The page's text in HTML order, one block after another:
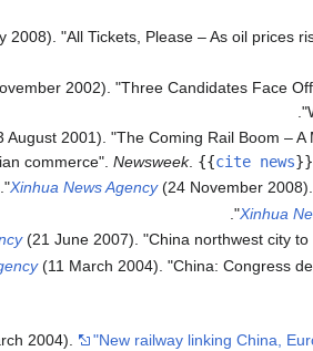
2008). "All Tickets, Please – As oil prices
2002). "Three Candidates Face
August 2001). "The Coming Rail Boom –
commerce". Newsweek. {{cite news}}
Xinhua News Agency(24 November 2008).
Xinhua
(21 June 2007). "China northwest city
(11 March 2004). "China: Congress
2004). "New railway linking China,